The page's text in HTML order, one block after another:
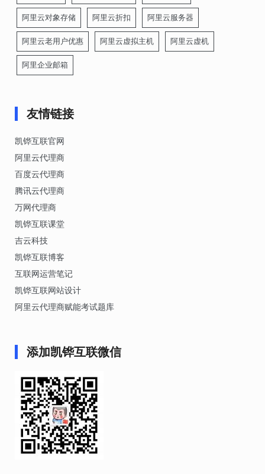
阿里云对象存储 阿里云折扣 阿里云服务器
阿里云老用户优惠 阿里云虚拟主机 阿里云虚机
阿里企业邮箱
友情链接
凯铧互联官网
阿里云代理商
百度云代理商
腾讯云代理商
万网代理商
凯铧互联课堂
吉云科技
凯铧互联博客
互联网运营笔记
凯铧互联网站设计
阿里云代理商赋能考试题库
添加凯铧互联微信